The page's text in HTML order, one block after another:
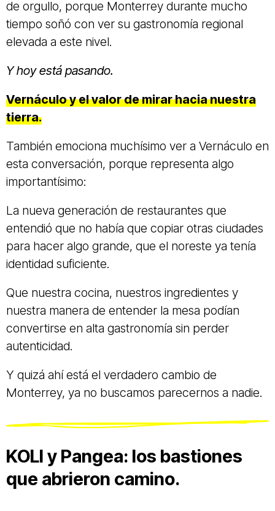
de orgullo, porque Monterrey durante mucho
tiempo soñó con ver su gastronomía regional
elevada a este nivel.
Y hoy está pasando.
Vernáculo y el valor de mirar hacia nuestra
tierra.
También emociona muchísimo ver a Vernáculo en
esta conversación, porque representa algo
importantísimo:
La nueva generación de restaurantes que
entendió que no había que copiar otras ciudades
para hacer algo grande, que el noreste ya tenía
identidad suficiente.
Que nuestra cocina, nuestros ingredientes y
nuestra manera de entender la mesa podían
convertirse en alta gastronomía sin perder
autenticidad.
Y quizá ahí está el verdadero cambio de
Monterrey, ya no buscamos parecernos a nadie.
KOLI y Pangea: los bastiones
que abrieron camino.